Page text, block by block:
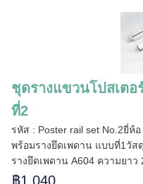
ชุดรางแขวนโปสเตอ
ที่2
รหัส : Poster rail set No.2ยี่ห้
พร้อมรางยึดเพดาน แบบที่1วั
รางยึดเพดาน A604 ความยาว
฿1,040